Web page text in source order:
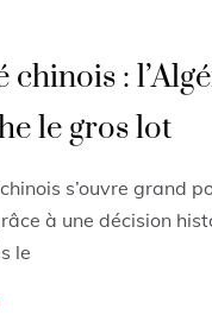
chinois :
le gros lot
s’ouvre grand
à une décision
le